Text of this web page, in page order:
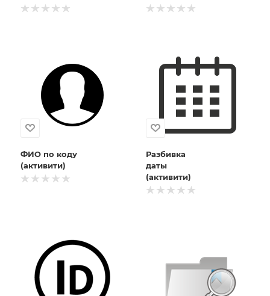
(активити)
ФИО по коду
(активити)
Разбивка
даты
(активити)